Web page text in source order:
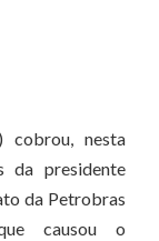
cobrou, nesta
da presidente
da Petrobras
causou o